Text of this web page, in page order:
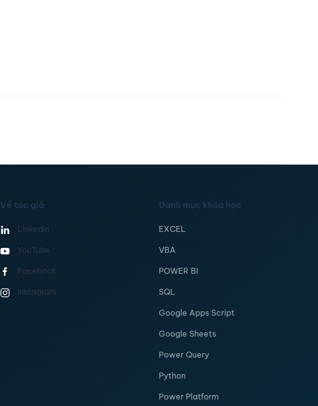
Về tác giả
Linkedin
YouTube
Facebook
Instagram
Danh mục khóa học
EXCEL
VBA
POWER BI
SQL
Google Apps Script
Google Sheets
Power Query
Python
Power Platform